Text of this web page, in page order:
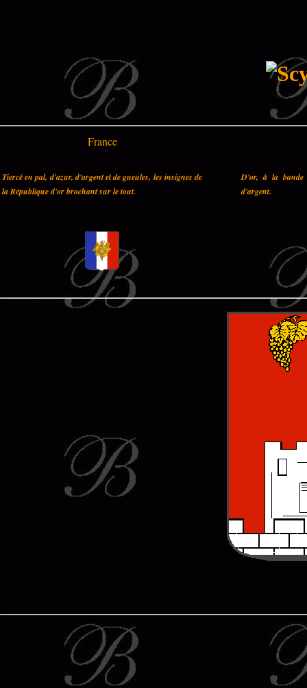
France
Tiercé en pal, d'azur, d'argent et de gueules, les insignes de
la République d'or brochant sur le tout.
D'or, à la bande
d'argent.